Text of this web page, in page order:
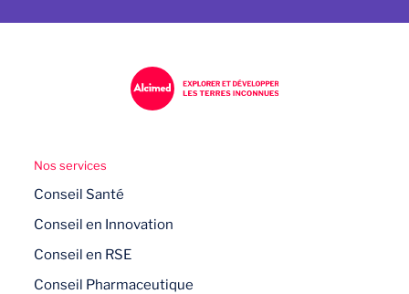
Nos services
Conseil Santé
Conseil en Innovation
Conseil en RSE
Conseil Pharmaceutique